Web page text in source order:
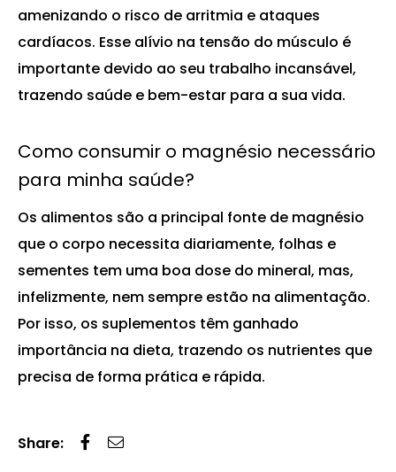
amenizando o risco de arritmia e ataques
cardíacos. Esse alívio na tensão do músculo é
importante devido ao seu trabalho incansável,
trazendo saúde e bem-estar para a sua vida.
Como consumir o magnésio necessário
para minha saúde?
Os alimentos são a principal fonte de magnésio
que o corpo necessita diariamente, folhas e
sementes tem uma boa dose do mineral, mas,
infelizmente, nem sempre estão na alimentação.
Por isso, os suplementos têm ganhado
importância na dieta, trazendo os nutrientes que
precisa de forma prática e rápida.
Share: